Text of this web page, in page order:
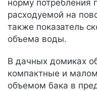
норму потребления
расходуемой на
также показатель
объема воды.
В дачных домиках
компактные и
объемом бака в